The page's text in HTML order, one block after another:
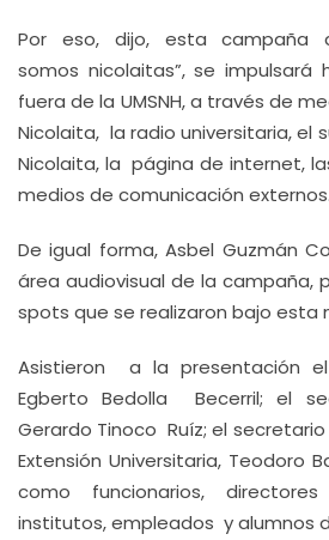
Por eso, dijo, esta campaña
somos nicolaitas”, se impulsará
fuera de la UMSNH, a través de
Nicolaita, la radio universitaria, el
Nicolaita, la página de internet,
medios de comunicación externos.
De igual forma, Asbel Guzmán
área audiovisual de la campaña,
spots que se realizaron bajo esta
Asistieron a la presentación el
Egberto Bedolla Becerril; el
Gerardo Tinoco Ruíz; el
Extensión Universitaria, Teodoro
como funcionarios,
institutos, empleados y alumnos